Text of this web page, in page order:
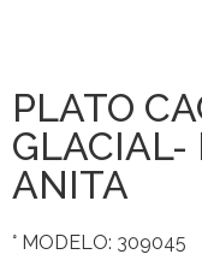
PLATO
GLACIAL-
ANITA
° MODELO: 309045